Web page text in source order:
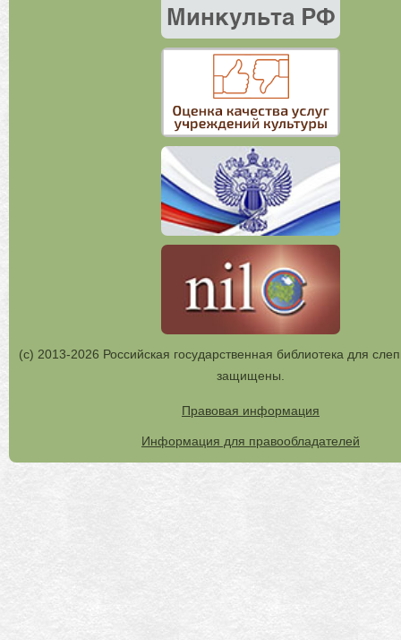
(с) 2013-2026 Российская государственная библиотека для
защищены.
Правовая информация
Информация для правообладателей